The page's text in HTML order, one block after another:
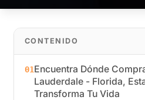
CONTENIDO
01Encuentra Dónde
Lauderdale - Florida,
Transforma Tu Vida